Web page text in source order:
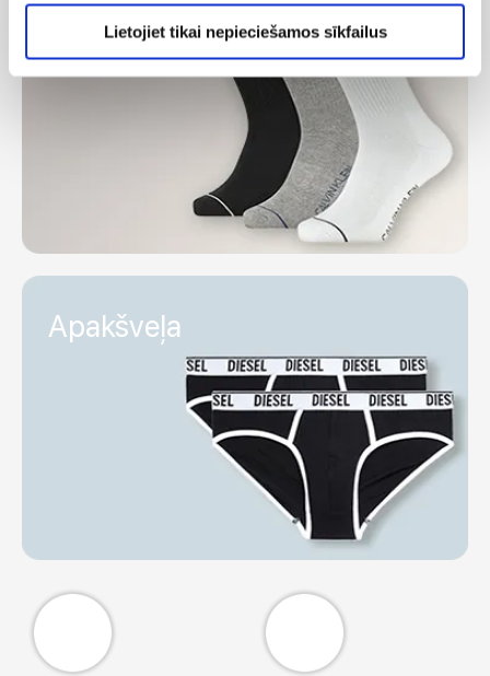
Lietojiet tikai nepieciešamos sīkfailus
Zeķes
Apakšveļa